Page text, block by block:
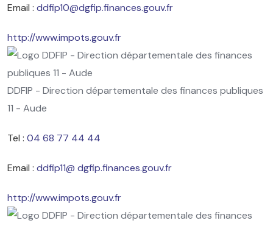
Email : ddfip10@dgfip.finances.gouv.fr
http://www.impots.gouv.fr
DDFIP - Direction départementale des finances publiques
11 - Aude
Tel : 04 68 77 44 44
Email : ddfip11@ dgfip.finances.gouv.fr
http://www.impots.gouv.fr